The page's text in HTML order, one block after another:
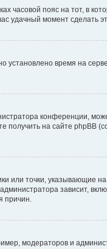
часовой пояс на тот, в
удачный момент сделать
установлено время на
конференции,
на сайте phpBB
или точки, указывающие
зависит,
причин.
модераторов и